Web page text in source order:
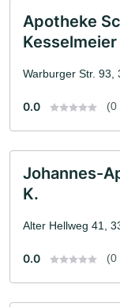
Apotheke
Kesselmeier
Warburger Str. 93,
0.0 (0
Johannes-
K.
Alter Hellweg 41,
0.0 (0